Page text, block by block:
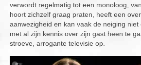
verwordt regelmatig tot een monoloog,
hoort zichzelf graag praten, heeft een
aanwezigheid en kan vaak de neiging
met al zijn kennis over zijn gast heen te
stroeve, arrogante televisie op.